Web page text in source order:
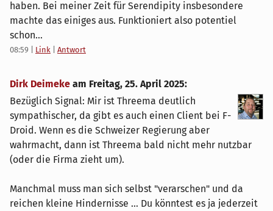
haben. Bei meiner Zeit für Serendipity insbesondere
machte das einiges aus. Funktioniert also potentiel
schon...
08:59 Link Antwort
Dirk Deimeke am Freitag, 25. April 2025:
Bezüglich Signal: Mir ist Threema deutlich
sympathischer, da gibt es auch einen Client bei F-
Droid. Wenn es die Schweizer Regierung aber
wahrmacht, dann ist Threema bald nicht mehr nutzbar
(oder die Firma zieht um).
Manchmal muss man sich selbst "verarschen" und da
reichen kleine Hindernisse ... Du könntest es ja jederzeit